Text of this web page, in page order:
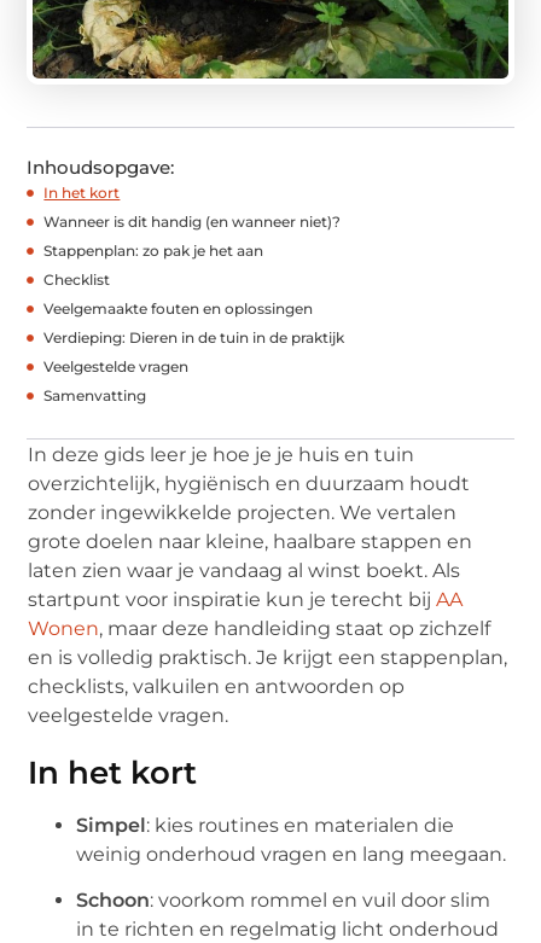
Inhoudsopgave:
In het kort
Wanneer is dit handig (en wanneer niet)?
Stappenplan: zo pak je het aan
Checklist
Veelgemaakte fouten en oplossingen
Verdieping: Dieren in de tuin in de praktijk
Veelgestelde vragen
Samenvatting
In deze gids leer je hoe je je huis en tuin
overzichtelijk, hygiënisch en duurzaam houdt
zonder ingewikkelde projecten. We vertalen
grote doelen naar kleine, haalbare stappen en
laten zien waar je vandaag al winst boekt. Als
startpunt voor inspiratie kun je terecht bijAA
Wonen, maar deze handleiding staat op zichzelf
en is volledig praktisch. Je krijgt een stappenplan,
checklists, valkuilen en antwoorden op
veelgestelde vragen.
In het kort
Simpel: kies routines en materialen die
weinig onderhoud vragen en lang meegaan.
Schoon: voorkom rommel en vuil door slim
in te richten en regelmatig licht onderhoud